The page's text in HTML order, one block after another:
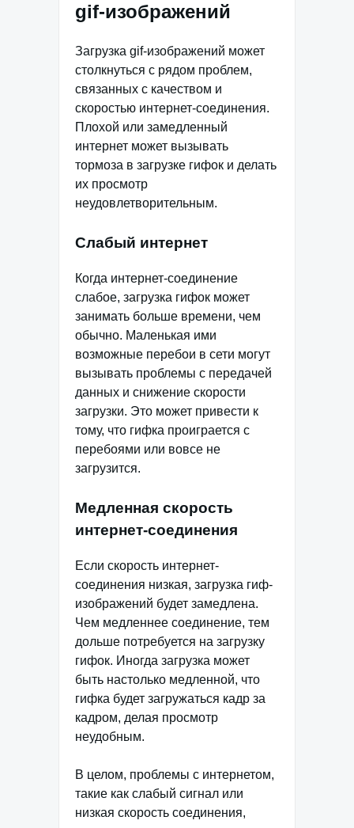
gif-изображений
Загрузка gif-изображений может
столкнуться с рядом проблем,
связанных с качеством и
скоростью интернет-соединения.
Плохой или замедленный
интернет может вызывать
тормоза в загрузке гифок и делать
их просмотр
неудовлетворительным.
Слабый интернет
Когда интернет-соединение
слабое, загрузка гифок может
занимать больше времени, чем
обычно. Маленькая ими
возможные перебои в сети могут
вызывать проблемы с передачей
данных и снижение скорости
загрузки. Это может привести к
тому, что гифка проиграется с
перебоями или вовсе не
загрузится.
Медленная скорость
интернет-соединения
Если скорость интернет-
соединения низкая, загрузка гиф-
изображений будет замедлена.
Чем медленнее соединение, тем
дольше потребуется на загрузку
гифок. Иногда загрузка может
быть настолько медленной, что
гифка будет загружаться кадр за
кадром, делая просмотр
неудобным.
В целом, проблемы с интернетом,
такие как слабый сигнал или
низкая скорость соединения,